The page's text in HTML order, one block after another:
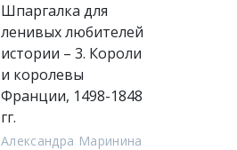
Шпаргалка для
ленивых любителей
истории – 3. Короли
и королевы
Франции, 1498-1848
гг.
Александра Маринина